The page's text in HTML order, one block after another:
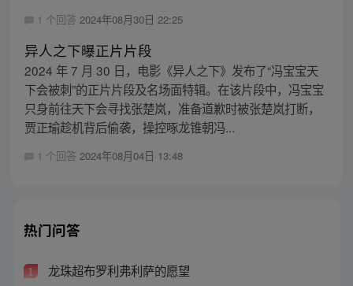
1 个回答 2024年08月30日 22:25
异人之下曝正片片段
2024 年 7 月 30 日，电影《异人之下》发布了“冯宝宝天
下会被刺”的正片片段及名场面特辑。在该片段中，冯宝宝
只身前往天下会寻找张楚岚，准备道歉时被张楚岚打断，
贾正瑜趁机背后偷袭，操控啄龙锥朝冯...
1 个回答 2024年08月04日 13:48
热门问答
1 龙珠超布罗利弗利萨的愿望